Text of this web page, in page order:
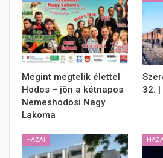
Megint megtelik élettel
Hodos – jön a kétnapos
Nemeshodosi Nagy
Lakoma
32.
HAZAI